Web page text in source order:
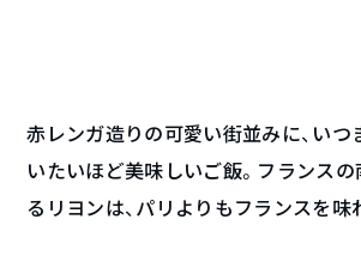
赤レンガ造りの可愛い街並みに、いつ
いたいほど美味しいご飯。フランス
るリヨンは、パリよりもフランスを味